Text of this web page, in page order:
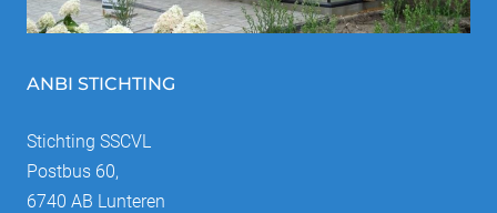
ANBI STICHTING
Stichting SSCVL
Postbus 60,
6740 AB Lunteren